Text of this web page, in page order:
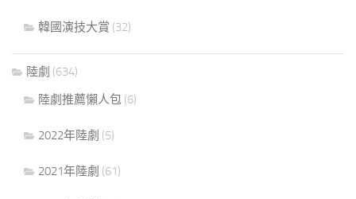
韓國演技大賞 (32)
陸劇 (634)
陸劇推薦懶人包 (6)
2022年陸劇 (5)
2021年陸劇 (61)